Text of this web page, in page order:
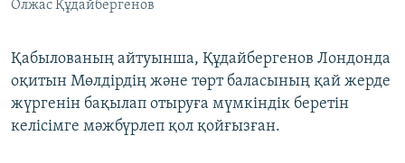
Олжас Құдайбергенов
Қабылованың айтуынша, Құдайбергенов Лондонда
оқитын Мөлдірдің және төрт баласының қай жерде
жүргенін бақылап отыруға мүмкіндік беретін
келісімге мәжбүрлеп қол қойғызған.